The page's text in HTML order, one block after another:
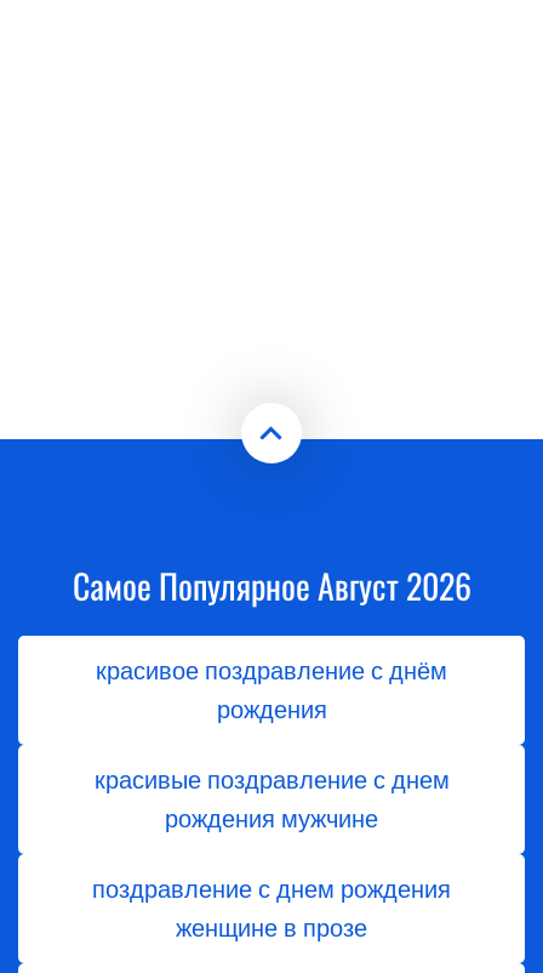
Самое Популярное Август 2026
красивое поздравление с днём
рождения
красивые поздравление с днем
рождения мужчине
поздравление с днем рождения
женщине в прозе